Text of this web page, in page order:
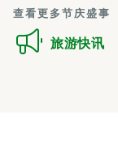
查看更多节庆盛事
旅游快讯